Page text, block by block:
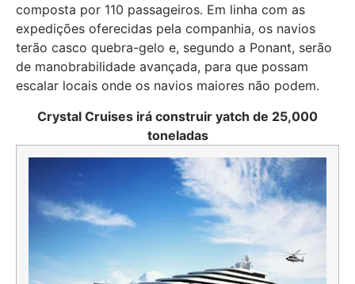
composta por 110 passageiros. Em linha com as
expedições oferecidas pela companhia, os navios
terão casco quebra-gelo e, segundo a Ponant, serão
de manobrabilidade avançada, para que possam
escalar locais onde os navios maiores não podem.
Crystal Cruises irá construir yatch de 25,000
toneladas